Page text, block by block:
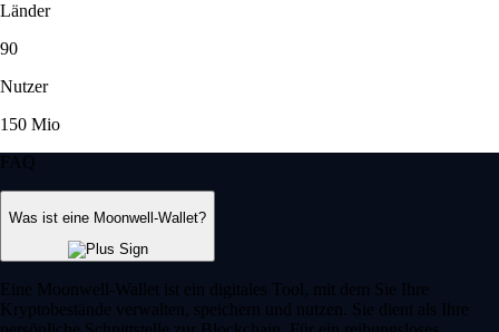
Länder
90
Nutzer
150 Mio
FAQ
Was ist eine Moonwell-Wallet?
Eine Moonwell-Wallet ist ein digitales Tool, mit dem Sie Ihre
Kryptobestände verwalten, speichern und nutzen. Sie dient als Ihre